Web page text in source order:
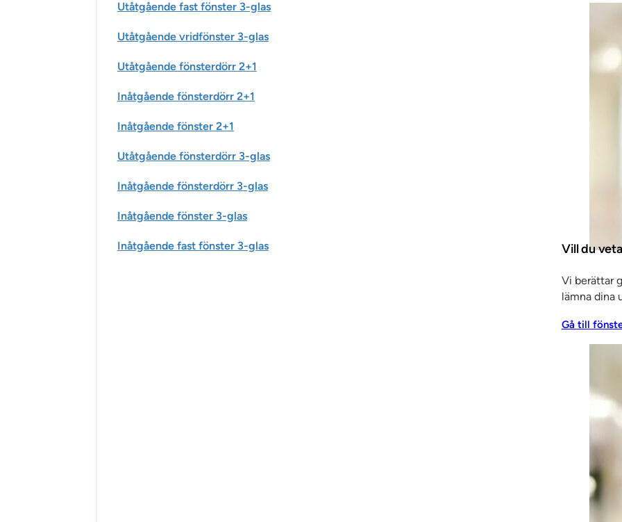
Utåtgående fast fönster 3-glas
Utåtgående vridfönster 3-glas
Utåtgående fönsterdörr 2+1
Inåtgående fönsterdörr 2+1
Inåtgående fönster 2+1
Utåtgående fönsterdörr 3-glas
Inåtgående fönsterdörr 3-glas
Inåtgående fönster 3-glas
Inåtgående fast fönster 3-glas Vill du
Vi berättar
lämna dina
Gå till